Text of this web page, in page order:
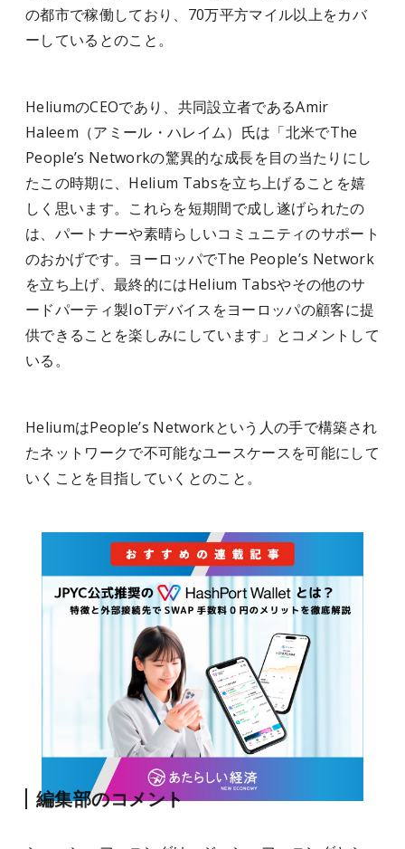
の都市で稼働しており、70万平方マイル以上をカバ
ーしているとのこと。
HeliumのCEOであり、共同設立者であるAmir
Haleem（アミール・ハレイム）氏は「北米でThe
People’s Networkの驚異的な成長を目の当たりにし
たこの時期に、Helium Tabsを立ち上げることを嬉
しく思います。これらを短期間で成し遂げられたの
は、パートナーや素晴らしいコミュニティのサポート
のおかげです。ヨーロッパでThe People’s Network
を立ち上げ、最終的にはHelium Tabsやその他のサ
ードパーティ製IoTデバイスをヨーロッパの顧客に提
供できることを楽しみにしています」とコメントして
いる。
HeliumはPeople’s Networkという人の手で構築され
たネットワークで不可能なユースケースを可能にして
いくことを目指していくとのこと。
編集部のコメント